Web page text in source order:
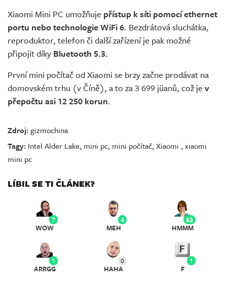
Xiaomi Mini PC umožňuje přístup k síti pomocí ethernet
portu nebo technologie WiFi 6. Bezdrátová sluchátka,
reproduktor, telefon či další zařízení je pak možné
připojit díky Bluetooth 5.3.
První mini počítač od Xiaomi se brzy začne prodávat na
domovském trhu (v Číně), a to za 3 699 jüanů, což je v
přepočtu asi 12 250 korun.
Zdroj:gizmochina
Tagy: Intel Alder Lake, mini pc, mini počítač,Xiaomi ,xiaomi
mini pc
LÍBIL SE TI ČLÁNEK?
7
WOW
4
MEH
63
HMMM
1
ARRGG
0
HAHA
1
F